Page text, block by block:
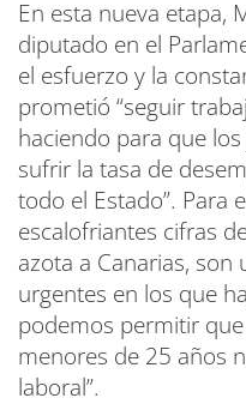
En esta nueva etapa,
diputado en el
el esfuerzo y la
prometió “seguir
haciendo para que
sufrir la tasa de
todo el Estado”. Para
escalofriantes cifras
azota a Canarias,
urgentes en los que
podemos permitir
menores de 25 años
laboral”.